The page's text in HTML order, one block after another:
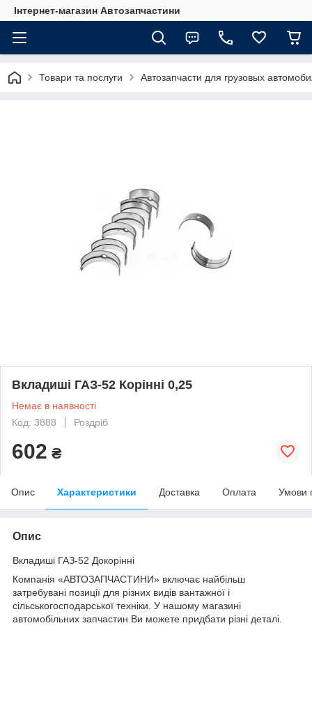
Інтернет-магазин Автозапчастини
Товари та послуги Автозапчасти для грузовых
Вкладиші ГАЗ-52 Корінні 0,25
Немає в наявності
Код: 3888
Роздріб
602 ₴
Опис Характеристики Доставка Оплата Умови
Опис
Вкладиші ГАЗ-52 Докорінні
Компанія «АВТОЗАПЧАСТИНИ» включає найбільш
затребувані позиції для різних видів вантажної і
сільськогосподарської техніки. У нашому магазині
автомобільних запчастин Ви можете придбати різні деталі.